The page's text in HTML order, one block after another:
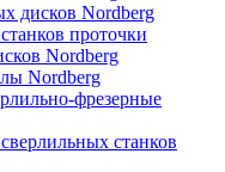
дисков Nordberg
проточки
Nordberg
Nordberg
фрезерные
станков